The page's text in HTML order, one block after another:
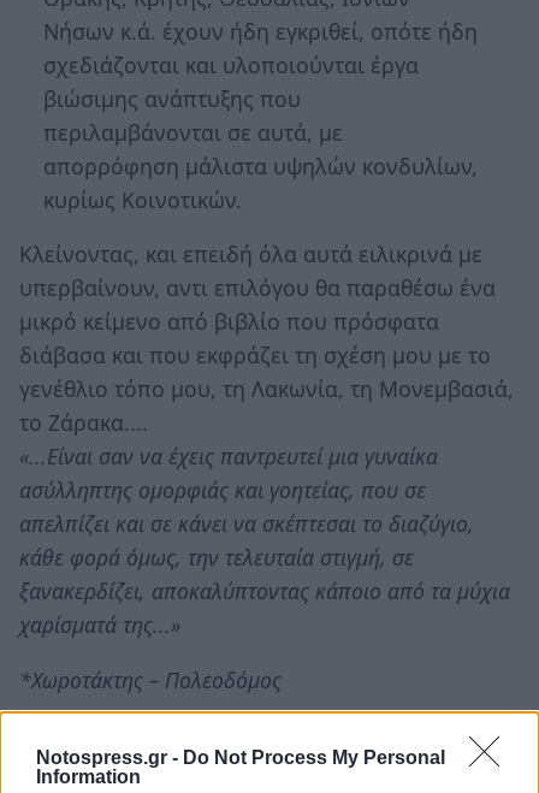
Notospress.gr - Do Not Process My Personal
Information
Νήσων κ.ά. έχουν ήδη εγκριθεί, οπότε ήδη
σχεδιάζονται και υλοποιούνται έργα
βιώσιμης ανάπτυξης που
περιλαμβάνονται σε αυτά, με
απορρόφηση μάλιστα υψηλών κονδυλίων,
κυρίως Κοινοτικών.
Κλείνοντας, και επειδή όλα αυτά ειλικρινά με
υπερβαίνουν, αντι επιλόγου θα παραθέσω ένα
μικρό κείμενο από βιβλίο που πρόσφατα
διάβασα και που εκφράζει τη σχέση μου με το
γενέθλιο τόπο μου, τη Λακωνία, τη Μονεμβασιά,
το Ζάρακα....
«...Είναι σαν να έχεις παντρευτεί μια γυναίκα
ασύλληπτης ομορφιάς και γοητείας, που σε
απελπίζει και σε κάνει να σκέπτεσαι το διαζύγιο,
κάθε φορά όμως, την τελευταία στιγμή, σε
ξανακερδίζει, αποκαλύπτοντας κάποιο από τα μύχια
χαρίσματά της...»
*Χωροτάκτης – Πολεοδόμος